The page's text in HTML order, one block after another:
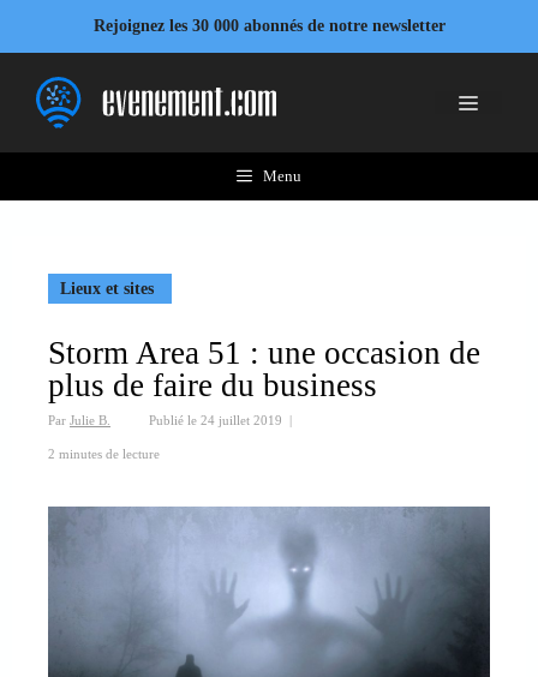
contenu
Rejoignez les 30 000 abonnés de notre newsletter
Menu
Menu
Lieux et sites
Storm Area 51 : une occasion de
plus de faire du business
Par Julie B. Publié le 24 juillet 2019 |
2 minutes de lecture